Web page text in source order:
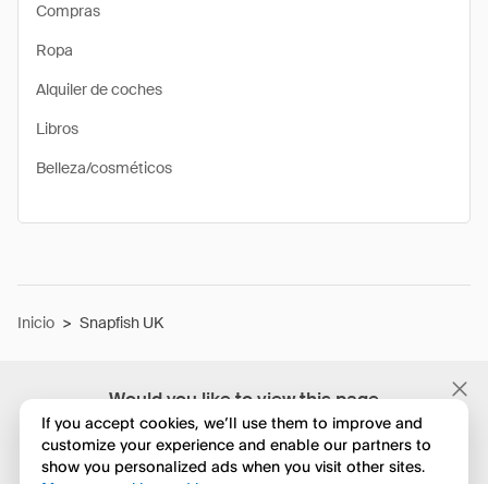
Would you like to view this page
in English?
No, seguir navegando
Compras
Ropa
Alquiler de coches
Libros
Belleza/cosméticos
Inicio > Snapfish UK
If you accept cookies, we’ll use them to improve and
customize your experience and enable our partners to
show you personalized ads when you visit other sites.